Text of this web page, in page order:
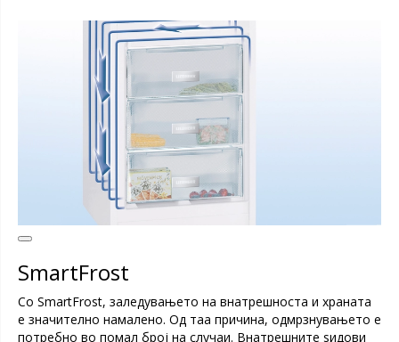
SmartFrost
Со SmartFrost, заледувањето на внатрешноста и храната
е значително намалено. Од таа причина, одмрзнувањето е
потребно во помал број на случаи. Внатрешните ѕидови